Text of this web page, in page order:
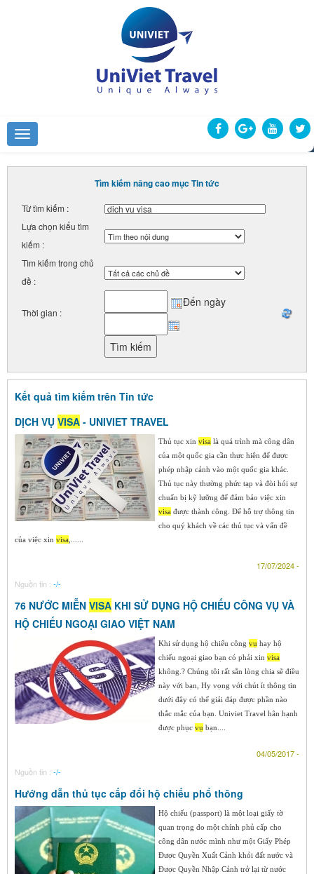
Tìm kiếm nâng cao mục Tin tức
Từ tìm kiếm :
Lựa chọn kiểu tìm
kiếm :
Tìm kiếm trong chủ
đề :
Thời gian :
Đến ngày
Kết quả tìm kiếm trên Tin tức
DỊCH VỤ VISA - UNIVIET TRAVEL
Thủ tục xin visa là quá trình mà công dân
của một quốc gia cần thực hiện để được
phép nhập cảnh vào một quốc gia khác.
Thủ tục này thường phức tạp và đòi hỏi sự
chuẩn bị kỹ lưỡng để đảm bảo việc xin
visa được thành công. Để hỗ trợ thông tin
cho quý khách về các thủ tục và vấn đề
của việc xin visa
17/07/2024 -
Nguồn tin : -/-
76 NƯỚC MIỄN VISA KHI SỬ DỤNG HỘ CHIẾU CÔNG VỤ VÀ
HỘ CHIẾU NGOẠI GIAO VIỆT NAM
Khi sử dụng hộ chiếu công vụ hay hộ
chiếu ngoại giao bạn có phải xin visa
không.? Chúng tôi rất sẵn lòng chia sẽ điều
này với bạn, Hy vọng với chút ít thông tin
dưới đây có thể giải đáp được phần nào
thắc mắc của bạn. Univiet Travel hân hạnh
được phục vụ bạn....
04/05/2017 -
Nguồn tin : -/-
Hướng dẫn thủ tục cấp đổi hộ chiếu phổ thông
Hộ chiếu (passport) là một loại giấy tờ
quan trọng do một chính phủ cấp cho
công dân nước mình như một Giấy Phép
Ðược Quyền Xuất Cảnh khỏi đất nước và
Ðược Quyền Nhập Cảnh trở lại từ nước